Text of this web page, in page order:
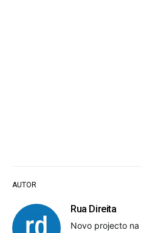
AUTOR
Rua Direita
Novo projecto